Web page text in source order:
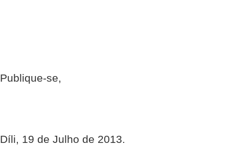
Publique-se,
Díli, 19 de Julho de 2013.